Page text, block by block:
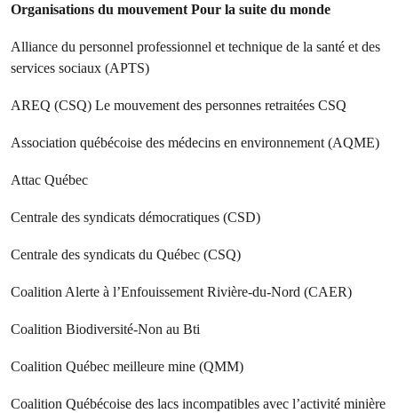
Organisations du mouvement Pour la suite du monde
Alliance du personnel professionnel et technique de la santé et des
services sociaux (APTS)
AREQ (CSQ) Le mouvement des personnes retraitées CSQ
Association québécoise des médecins en environnement (AQME)
Attac Québec
Centrale des syndicats démocratiques (CSD)
Centrale des syndicats du Québec (CSQ)
Coalition Alerte à l’Enfouissement Rivière-du-Nord (CAER)
Coalition Biodiversité-Non au Bti
Coalition Québec meilleure mine (QMM)
Coalition Québécoise des lacs incompatibles avec l’activité minière